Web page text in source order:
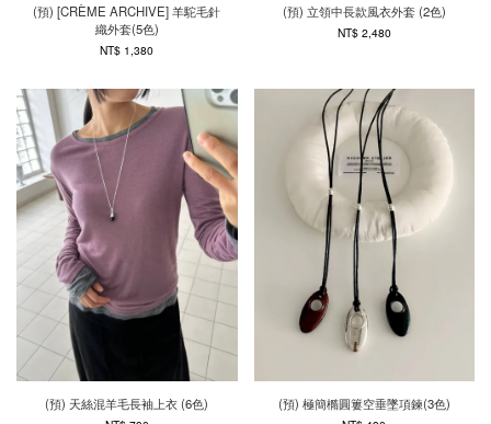
(預) [CRÈME ARCHIVE] 羊駝毛針
織外套(5色)
NT$ 1,380
(預) 立領中長款風衣外套 (2色)
NT$ 2,480
(預) 天絲混羊毛長袖上衣 (6色) (預) 極簡橢圓簍空垂墜項鍊(3色)